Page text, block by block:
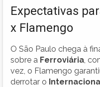
Expectativas
x Flamengo
O São Paulo chega à
sobre a Ferroviária ,
vez, o Flamengo
derrotar o